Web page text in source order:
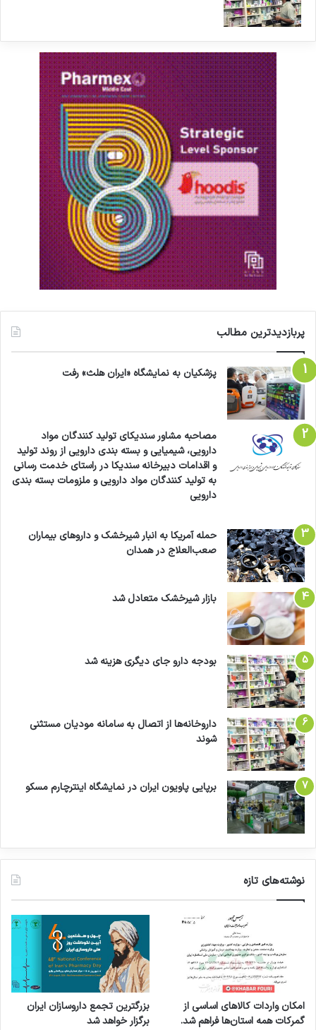
پربازدیدترین مطالب
پزشکیان به نمایشگاه «ایران هلث» رفت
مصاحبه مشاور سندیکای تولید کنندگان مواد
دارویی، شیمیایی و بسته بندی دارویی از روند تولید
و اقدامات دبیرخانه سندیکا در راستای خدمت رسانی
به تولید کنندگان مواد دارویی و ملزومات بسته بندی
دارویی
حمله آمریکا به انبار شیرخشک و داروهای بیماران
صعب‌العلاج در همدان
بازار شیرخشک متعادل شد
بودجه دارو جای دیگری هزینه شد
داروخانه‌ها از اتصال به سامانه مودیان مستثنی
شوند
برپایی پاویون ایران در نمایشگاه اینترچارم مسکو
نوشته‌های تازه
امکان واردات کالاهای اساسی از
گمرکات همه استان‌ها فراهم شد.
بزرگترین تجمع داروسازان ایران
برگزار خواهد شد